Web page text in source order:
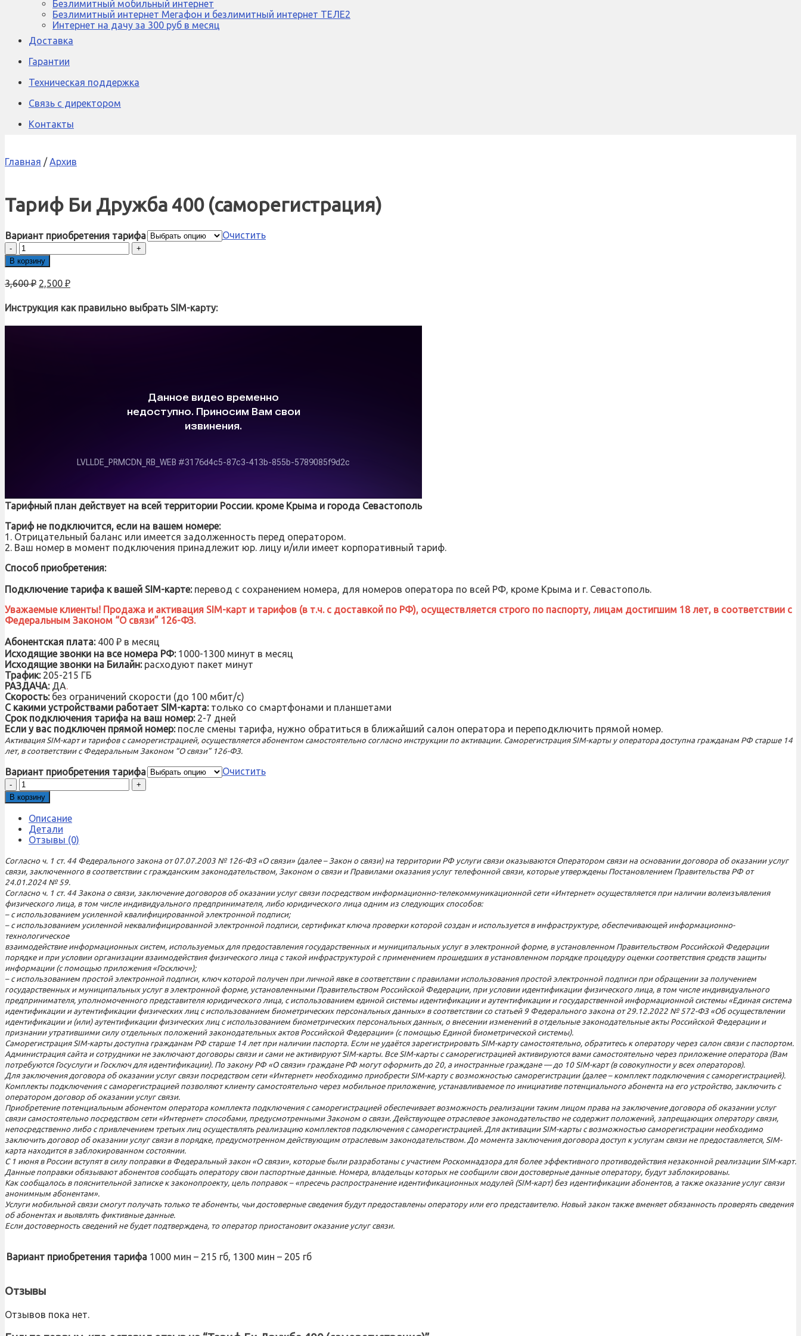
Безлимитный мобильный интернет
Безлимитный интернет Мегафон и безлимитный интернет ТЕЛЕ2
Интернет на дачу за 300 руб в месяц
Доставка
Гарантии
Техническая поддержка
Связь с директором
Контакты
Главная / Архив
Тариф Би Дружба 400 (саморегистрация)
Вариант приобретения тарифа
Очистить
Количество
товара
Тариф
Би
Дружба
(саморегистрация)
В корзину
3,600₽ 2,500 ₽
Инструкция как правильно выбрать SIM-карту:
Тарифный план действует на всей территории России. кроме Крыма и города Севастополь
Тариф не подключится, если на вашем номере:
1. Отрицательный баланс или имеется задолженность перед оператором.
2. Ваш номер в момент подключения принадлежит юр. лицу и/или имеет корпоративный тариф.
Способ приобретения:
Подключение тарифа к вашей SIM-карте:перевод с сохранением номера, для номеров оператора по всей РФ, кроме Крыма и г. Севастополь.
Уважаемые клиенты! Продажа и активация SIM-карт и тарифов (в т.ч. с доставкой по РФ), осуществляется строго по паспорту, лицам достигшим 18 лет, в соответствии с
Федеральным Законом “О связи” 126-ФЗ.
Абонентская плата:400 ₽ в месяц
Исходящие звонки на все номера РФ:1000-1300 минут в месяц
Исходящие звонки на Билайн:расходуют пакет минут
Трафик: 205-215 ГБ
РАЗДАЧА:ДА.
Скорость:без ограничений скорости (до 100 мбит/с)
С какими устройствами работает SIM-карта:только со смартфонами и планшетами
Срок подключения тарифа на ваш номер: 2-7 дней
Если у вас подключен прямой номер:после смены тарифа, нужно обратиться в ближайший салон оператора и переподключить прямой номер.
Активация SIM-карт и тарифов с саморегистрацией, осуществляется абонентом самостоятельно согласно инструкции по активации. Саморегистрация SIM-карты у оператора доступна гражданам РФ старше 14
лет, в соответствии с Федеральным Законом “О связи” 126-ФЗ.
Вариант приобретения тарифа
Очистить
Количество
товара
Тариф
Би
Дружба
400
(саморегистрация)
В корзину
Описание
Детали
Отзывы (0)
Согласно ч. 1 ст. 44 Федерального закона от 07.07.2003 № 126-ФЗ «О связи» (далее – Закон о связи) на территории РФ услуги связи оказываются Оператором связи на основании договора об оказании услуг
связи, заключенного в соответствии с гражданским законодательством, Законом о связи и Правилами оказания услуг телефонной связи, которые утверждены Постановлением Правительства РФ от
24.01.2024 № 59.
Согласно ч. 1 ст. 44 Закона о связи, заключение договоров об оказании услуг связи посредством информационно-телекоммуникационной сети «Интернет» осуществляется при наличии волеизъявления
физического лица, в том числе индивидуального предпринимателя, либо юридического лица одним из следующих способов:
– с использованием усиленной квалифицированной электронной подписи;
– с использованием усиленной неквалифицированной электронной подписи, сертификат ключа проверки которой создан и используется в инфраструктуре, обеспечивающей информационно-
технологическое
взаимодействие информационных систем, используемых для предоставления государственных и муниципальных услуг в электронной форме, в установленном Правительством Российской Федерации
порядке и при условии организации взаимодействия физического лица с такой инфраструктурой с применением прошедших в установленном порядке процедуру оценки соответствия средств защиты
информации (с помощью приложения «Госключ»);
– с использованием простой электронной подписи, ключ которой получен при личной явке в соответствии с правилами использования простой электронной подписи при обращении за получением
государственных и муниципальных услуг в электронной форме, установленными Правительством Российской Федерации, при условии идентификации физического лица, в том числе индивидуального
предпринимателя, уполномоченного представителя юридического лица, с использованием единой системы идентификации и аутентификации и государственной информационной системы «Единая система
идентификации и аутентификации физических лиц с использованием биометрических персональных данных» в соответствии со статьей 9 Федерального закона от 29.12.2022 № 572-ФЗ «Об осуществлении
идентификации и (или) аутентификации физических лиц с использованием биометрических персональных данных, о внесении изменений в отдельные законодательные акты Российской Федерации и
признании утратившими силу отдельных положений законодательных актов Российской Федерации» (с помощью Единой биометрической системы).
Саморегистрация SIM-карты доступна гражданам РФ старше 14 лет при наличии паспорта. Если не удаётся зарегистрировать SIM-карту самостоятельно, обратитесь к оператору через салон связи с паспортом.
Администрация сайта и сотрудники не заключают договоры связи и сами не активируют SIM-карты. Все SIM-карты с саморегистрацией активируются вами самостоятельно через приложение оператора (Вам
потребуются Госуслуги и Госключ для идентификации). По закону РФ «О связи» граждане РФ могут оформить до 20, а иностранные граждане — до 10 SIM-карт (в совокупности у всех операторов).
Для заключения договора об оказании услуг связи посредством сети «Интернет» необходимо приобрести SIM-карту с возможностью саморегистрации (далее – комплект подключения с саморегистрацией).
Комплекты подключения с саморегистрацией позволяют клиенту самостоятельно через мобильное приложение, устанавливаемое по инициативе потенциального абонента на его устройство, заключить с
оператором договор об оказании услуг связи.
Приобретение потенциальным абонентом оператора комплекта подключения с саморегистрацией обеспечивает возможность реализации таким лицом права на заключение договора об оказании услуг
связи самостоятельно посредством сети «Интернет» способами, предусмотренными Законом о связи. Действующее отраслевое законодательство не содержит положений, запрещающих оператору связи,
непосредственно либо с привлечением третьих лиц осуществлять реализацию комплектов подключения с саморегистрацией. Для активации SIM-карты с возможностью саморегистрации необходимо
заключить договор об оказании услуг связи в порядке, предусмотренном действующим отраслевым законодательством. До момента заключения договора доступ к услугам связи не предоставляется, SIM-
карта находится в заблокированном состоянии.
С 1 июня в России вступят в силу поправки в Федеральный закон «О связи», которые были разработаны с участием Роскомнадзора для более эффективного противодействия незаконной реализации SIM-карт.
Данные поправки обязывают абонентов сообщать оператору свои паспортные данные. Номера, владельцы которых не сообщили свои достоверные данные оператору, будут заблокированы.
Как сообщалось в пояснительной записке к законопроекту, цель поправок – «пресечь распространение идентификационных модулей (SIM-карт) без идентификации абонентов, а также оказание услуг связи
анонимным абонентам».
Услуги мобильной связи смогут получать только те абоненты, чьи достоверные сведения будут предоставлены оператору или его представителю. Новый закон также вменяет обязанность проверять сведения
об абонентах и выявлять фиктивные данные.
Если достоверность сведений не будет подтверждена, то оператор приостановит оказание услуг связи.
Вариант приобретения тарифа 1000 мин – 215 гб, 1300 мин – 205 гб
Отзывы
Отзывов пока нет.